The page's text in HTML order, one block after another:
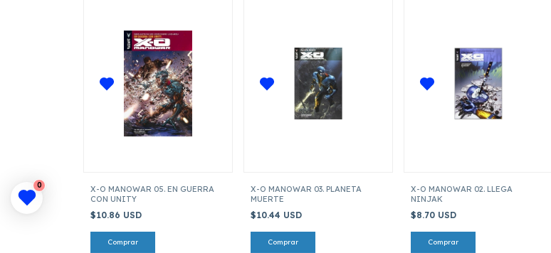
X-O MANOWAR 05. EN GUERRA
CON UNITY
$10.86 USD
X-O MANOWAR 03. PLANETA
MUERTE
$10.44 USD
X-O MANOWAR 02. LLEGA
NINJAK
$8.70 USD
0